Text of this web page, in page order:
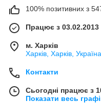
100% позитивних з 547
Працює з 03.02.2013
м. Харків
Харків, Харків, Україна
Контакти
Сьогодні працює з
Показати весь